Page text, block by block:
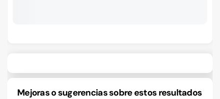
Mejoras o sugerencias sobre estos resultados